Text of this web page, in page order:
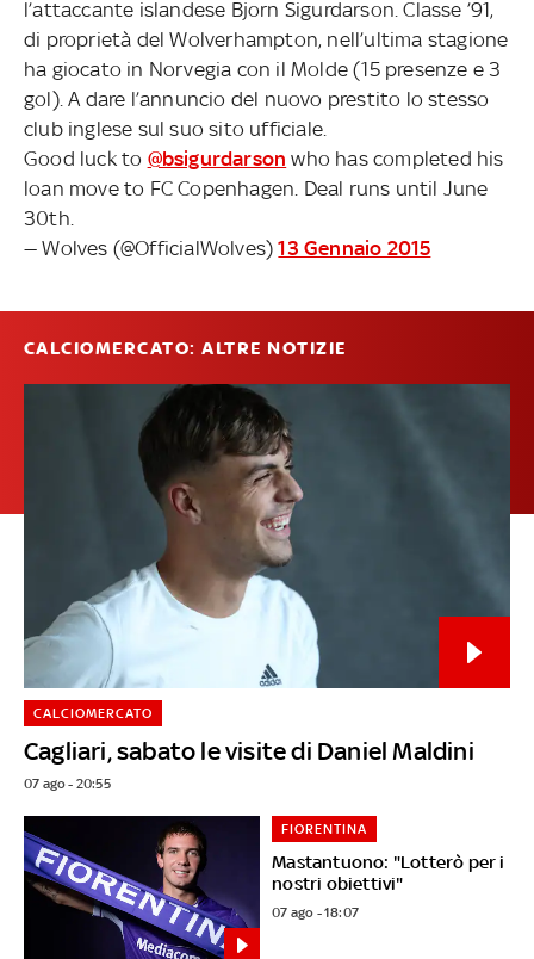
l’attaccante islandese Bjorn Sigurdarson. Classe ’91,
di proprietà del Wolverhampton, nell’ultima stagione
ha giocato in Norvegia con il Molde (15 presenze e 3
gol). A dare l’annuncio del nuovo prestito lo stesso
club inglese sul suo sito ufficiale.
Good luck to @bsigurdarson who has completed his
loan move to FC Copenhagen. Deal runs until June
30th.
— Wolves (@OfficialWolves)13 Gennaio 2015
CALCIOMERCATO: ALTRE NOTIZIE
Cagliari, sabato le visite di Daniel Maldini
CALCIOMERCATO
07 ago - 20:55
Mastantuono: "Lotterò per i
nostri obiettivi"
FIORENTINA
07 ago - 18:07